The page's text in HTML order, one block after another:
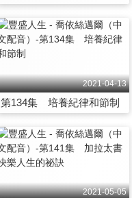
2021-04-13
第134集 培養紀律和節制
2021-05-05